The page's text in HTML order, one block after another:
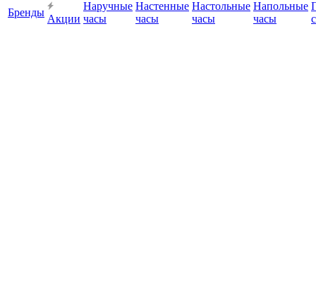
Бренды
Акции
Наручные
часы
Настенные
часы
Настольные
часы
Напольные
часы